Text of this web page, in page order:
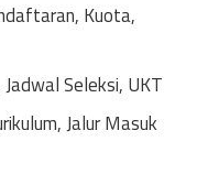
Kuota,
Seleksi, UKT
Jalur Masuk